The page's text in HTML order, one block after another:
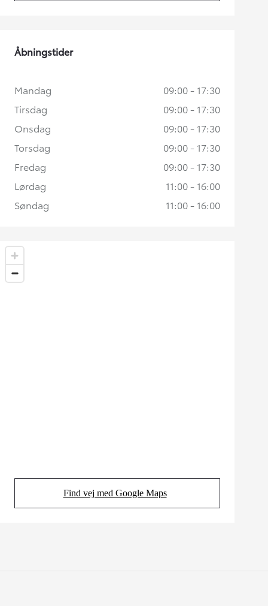
Find vej med Google Maps
(Opens in new tab)
Åbningstider
Mandag
09:00 - 17:30
Tirsdag
09:00 - 17:30
Onsdag
09:00 - 17:30
Torsdag
09:00 - 17:30
Fredag
09:00 - 17:30
Lørdag
11:00 - 16:00
Søndag
11:00 - 16:00